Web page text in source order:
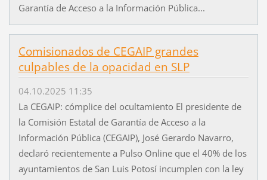
Garantía de Acceso a la Información Pública...
Comisionados de CEGAIP grandes
culpables de la opacidad en SLP
04.10.2025 11:35
La CEGAIP: cómplice del ocultamiento El presidente de
la Comisión Estatal de Garantía de Acceso a la
Información Pública (CEGAIP), José Gerardo Navarro,
declaró recientemente a Pulso Online que el 40% de los
ayuntamientos de San Luis Potosí incumplen con la ley